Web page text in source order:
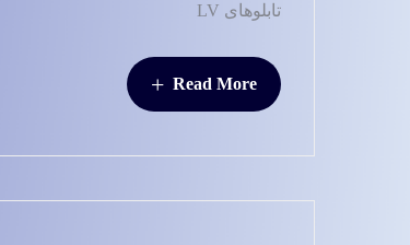
تابلوهای LV
Read More
+